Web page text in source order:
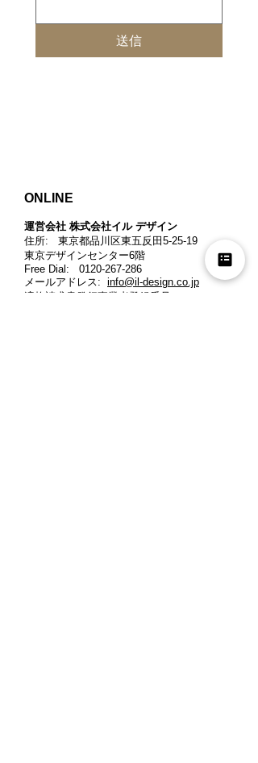
送信
ONLINE
運営会社 株式会社イル デザイン​
住所: 東京都品川区東五反田5-25-19
東京デザインセンター6階
Free Dial: 0120-267-286
メールアドレス: info@il-design.co.jp
適格請求書発行事業者登録番号